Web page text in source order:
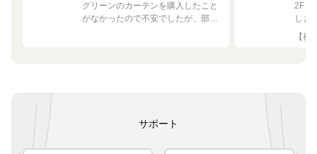
グリーンのカーテンを購入したこと
がなかったので不安でしたが、部屋
2Fリ
しま
し
で
【神
サポート